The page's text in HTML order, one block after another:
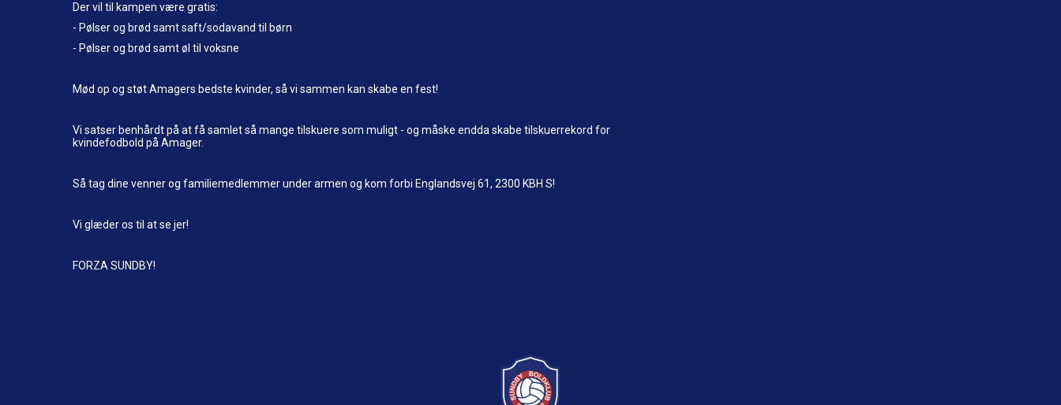
Der vil til kampen være gratis:
- Pølser og brød samt saft/sodavand til børn
- Pølser og brød samt øl til voksne
Mød op og støt Amagers bedste kvinder, så vi sammen kan skabe en fest!
Vi satser benhårdt på at få samlet så mange tilskuere som muligt - og måske endda skabe tilskuerrekord for
kvindefodbold på Amager.
Så tag dine venner og familiemedlemmer under armen og kom forbi Englandsvej 61, 2300 KBH S!
Vi glæder os til at se jer!
FORZA SUNDBY!